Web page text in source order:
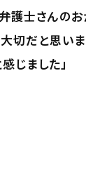
護士さんの
切だと思い
じました」